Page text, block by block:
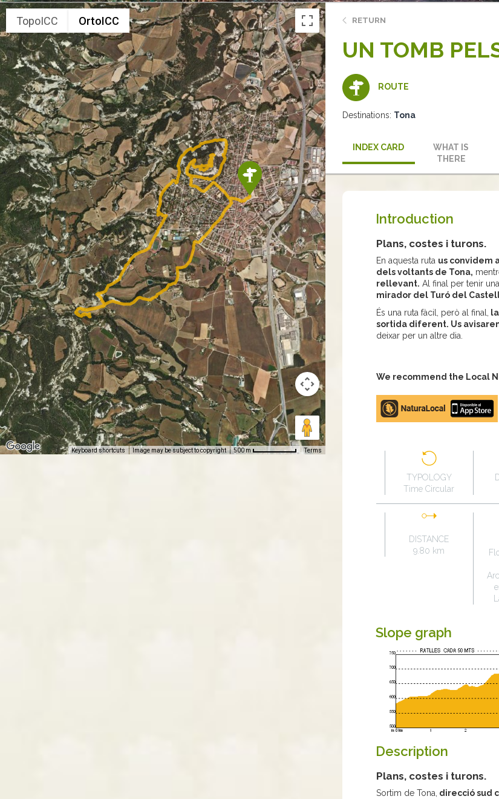
TopoICC OrtoICC
Keyboard shortcuts Image may be subject to copyright 500 m Terms
RETURN
UN TOMB
ROUTE
Destinations: Tona
INDEX CARD
WHAT IS
THERE
Introduction
Plans, costes i turons.
En aquesta ruta us convidem
dels voltants de Tona,
rellevant. Al final per tenir
mirador del Turó del
És una ruta fàcil, però al final,
sortida diferent. Us
deixar per un altre dia.
We recommend the Local
Apple
store
TYPOLOGY
Time Circular
DISTANCE
9.80 km
Slope graph
Description
Plans, costes i turons.
Sortim de Tona, direcció sud